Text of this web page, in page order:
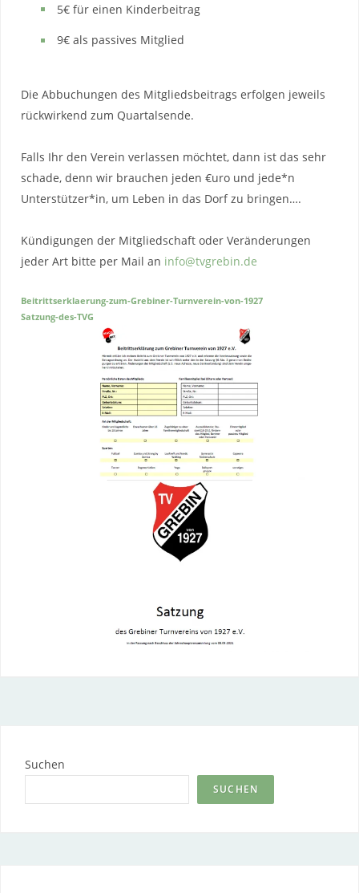
5€ für einen Kinderbeitrag
9€ als passives Mitglied
Die Abbuchungen des Mitgliedsbeitrags erfolgen jeweils
rückwirkend zum Quartalsende.
Falls Ihr den Verein verlassen möchtet, dann ist das sehr
schade, denn wir brauchen jeden €uro und jede*n
Unterstützer*in, um Leben in das Dorf zu bringen….
Kündigungen der Mitgliedschaft oder Veränderungen
jeder Art bitte per Mail an info@tvgrebin.de
Beitrittserklaerung-zum-Grebiner-Turnverein-von-1927
Satzung-des-TVG
Suchen
SUCHEN